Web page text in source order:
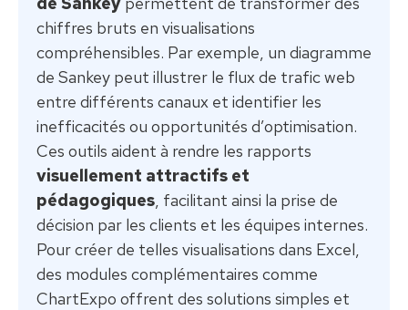
chiffres bruts en visualisations
compréhensibles. Par exemple, un diagramme
de Sankey peut illustrer le flux de trafic web
entre différents canaux et identifier les
inefficacités ou opportunités d’optimisation.
Ces outils aident à rendre les rapports
visuellement attractifs et
pédagogiques, facilitant ainsi la prise de
décision par les clients et les équipes internes.
Pour créer de telles visualisations dans Excel,
des modules complémentaires comme
ChartExpo offrent des solutions simples et